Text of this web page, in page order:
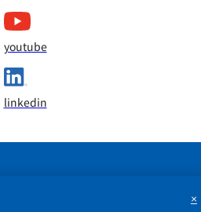
youtube
linkedin
×